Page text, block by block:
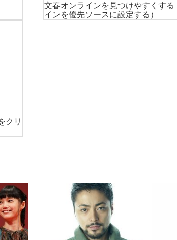
文春オンラインを見つけやすくする
インを優先ソースに設定する）
クリ